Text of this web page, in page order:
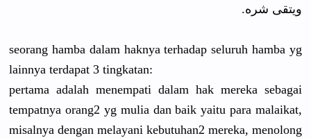
ويتقى شره.
seorang hamba dalam haknya terhadap seluruh hamba yg
lainnya terdapat 3 tingkatan:
pertama adalah menempati dalam hak mereka sebagai
tempatnya orang2 yg mulia dan baik yaitu para malaikat,
misalnya dengan melayani kebutuhan2 mereka, menolong